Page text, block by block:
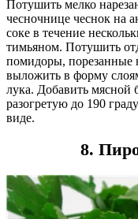
Потушить мелко
чесночнице чеснок на
соке в течение
тимьяном. Потушить
помидоры, порезанные
выложить в форму
лука. Добавить мясной
разогретую до 190
виде.
8.